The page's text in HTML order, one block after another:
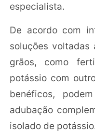
especialista.
De acordo com
soluções
grãos, como
potássio com
benéficos,
adubação
isolado de